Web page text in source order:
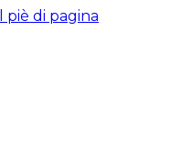
piè di pagina